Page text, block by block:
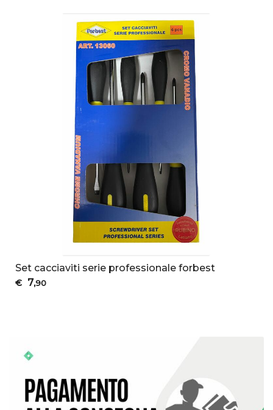
Set cacciaviti serie professionale forbest
€ 7,90